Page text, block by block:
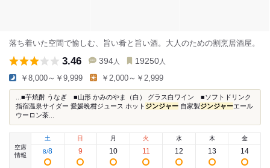
落ち着いた空間で愉しむ、旨い肴と旨い酒。大人のための割烹居酒屋。
3.46 394 人 19250 人
￥8,000～￥9,999 ￥2,000～￥2,999
...■芋焼酎 うなぎ ■山形 かみのやま（白） グラス白ワイン ■ソフトドリンク
指宿温泉サイダー 愛媛晩柑ジュース ホット ジンジャー 自家製ジンジャーエール
ウーロン茶...
空席
情報
土
8/8
日
9
月
10
火
11
水
12
木
13
金
14